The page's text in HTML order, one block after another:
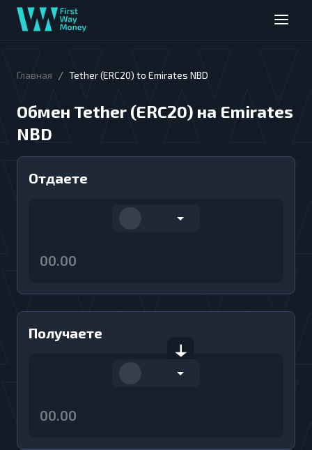
Главная / Tether (ERC20) to Emirates NBD
Обмен Tether (ERC20) на Emirates
NBD
Отдаете
Получаете